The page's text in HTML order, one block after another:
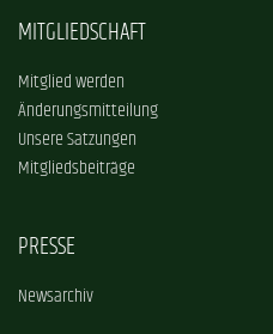
MITGLIEDSCHAFT
Mitglied werden
Änderungsmitteilung
Unsere Satzungen
Mitgliedsbeiträge
PRESSE
Newsarchiv